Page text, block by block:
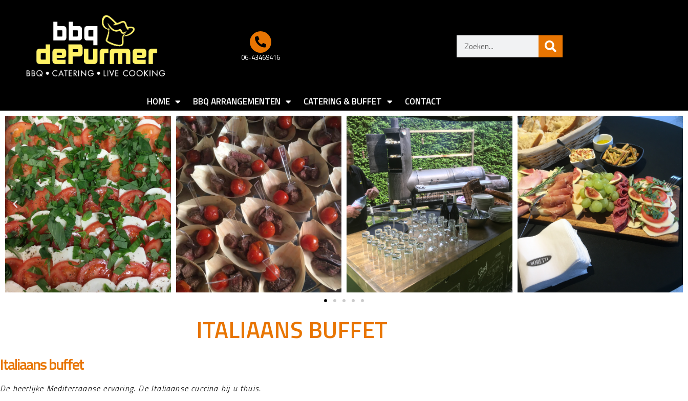
06-43469416
HOME BBQ ARRANGEMENTEN CATERING & BUFFET CONTACT
ITALIAANS BUFFET
Italiaans buffet
De heerlijke Mediterraanse ervaring. De Italiaanse cuccina bij u thuis.